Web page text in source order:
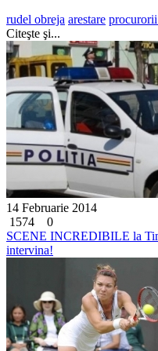
rudel obreja arestare
Citeşte şi...
14 Februarie 2014
1574
0
SCENE INCREDIBILE la
intervina!